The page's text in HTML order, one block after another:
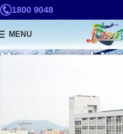
1800 9048
MENU
Một số công trình Y tế